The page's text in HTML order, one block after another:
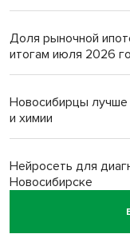
Доля рыночной
итогам июля 2026
Новосибирцы лучше
и химии
Нейросеть для
Новосибирске